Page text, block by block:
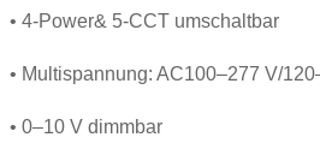
• 4-Power& 5-CCT umschaltbar
• Multispannung: AC100–277 V/
• 0–10 V dimmbar